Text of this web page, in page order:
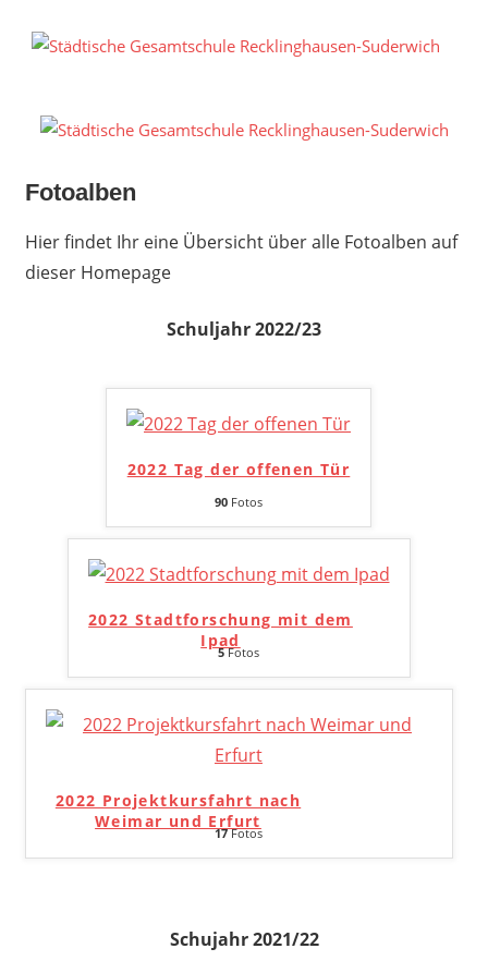
Inhalt
Fotoalben
Hier findet Ihr eine Übersicht über alle Fotoalben auf
dieser Homepage
Schuljahr 2022/23
2022 Tag der offenen Tür
90 Fotos
2022 Stadtforschung mit dem
Ipad
5Fotos
2022 Projektkursfahrt nach
Weimar und Erfurt
17Fotos
Schujahr 2021/22